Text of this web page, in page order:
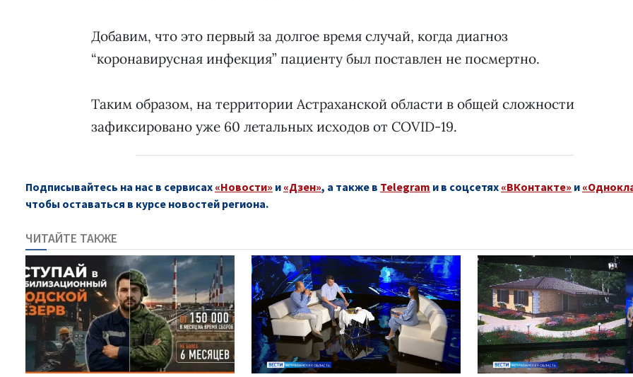
Добавим, что это первый за долгое время случай, когда диагноз
“коронавирусная инфекция” пациенту был поставлен не посмертно.
Таким образом, на территории Астраханской области в общей сложности
зафиксировано уже 60 летальных исходов от COVID-19.
Подписывайтесь на нас в сервисах «Новости» и «Дзен», а также в Telegram и в соцсетях «ВКонтакте» и
чтобы оставаться в курсе новостей региона.
ЧИТАЙТЕ ТАКЖЕ